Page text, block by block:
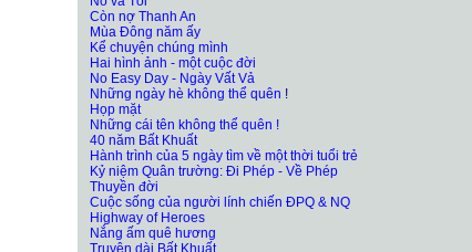
Còn nợ Thanh An
Mùa Đông năm ấy
Kể chuyện chúng mình
Hai hình ảnh - một cuộc đời
No Easy Day - Ngày Vất Vả
Những ngày hè không thể quên !
Họp mặt
Những cái tên không thể quên !
40 năm Bất Khuất
Hành trình của 5 ngày tìm về một thời tuổi trẻ
Kỷ niệm Quân trường: Đi Phép - Về Phép
Thuyền đời
Cuộc sống của người lính chiến ĐPQ & NQ
Highway of Heroes
Nắng ấm quê hương
Truyện dài Bất Khuất